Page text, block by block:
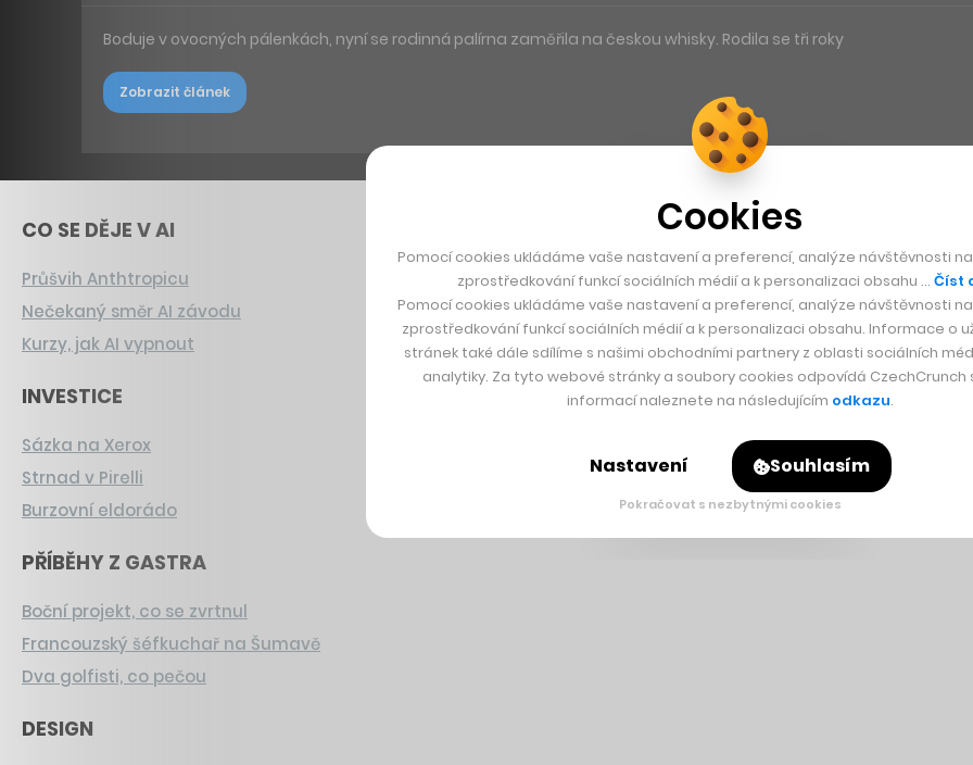
Boduje v ovocných pálenkách, nyní se rodinná palírna zaměřila na českou whisky. Rodila se tři roky
Zobrazit článek
CO SE DĚJE V AI
Průšvih Anthtropicu
Nečekaný směr AI závodu
Kurzy, jak AI vypnout
INVESTICE
Sázka na Xerox
Strnad v Pirelli
Burzovní eldorádo
PŘÍBĚHY Z GASTRA
Boční projekt, co se zvrtnul
Francouzský šéfkuchař na Šumavě
Dva golfisti, co pečou
DESIGN
Cookies
Pomocí cookies ukládáme vaše nastavení a preferencí, analýze návštěvnosti
zprostředkování funkcí sociálních médií a k personalizaci obsahu … Číst
Pomocí cookies ukládáme vaše nastavení a preferencí, analýze návštěvnosti
zprostředkování funkcí sociálních médií a k personalizaci obsahu. Informace o
stránek také dále sdílíme s našimi obchodními partnery z oblasti sociálních
analytiky. Za tyto webové stránky a soubory cookies odpovídá CzechCrunch
informací naleznete na následujícím odkazu.
Nastavení Souhlasím
Pokračovat s nezbytnými cookies